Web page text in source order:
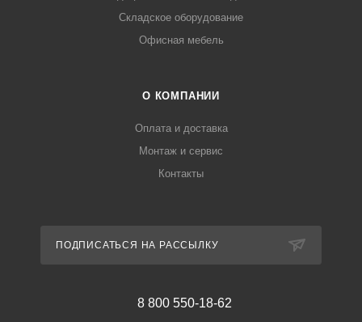
Складское оборудование
Офисная мебель
О КОМПАНИИ
Оплата и доставка
Монтаж и сервис
Контакты
ПОДПИСАТЬСЯ НА РАССЫЛКУ
8 800 550-18-62